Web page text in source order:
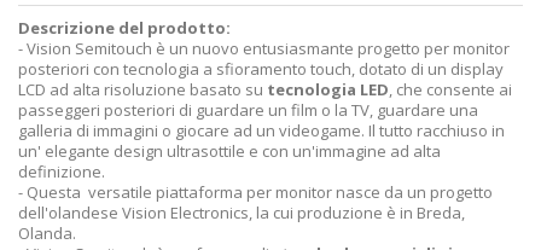
Descrizione del prodotto:
- Vision Semitouch è un nuovo entusiasmante progetto per monitor
posteriori con tecnologia a sfioramento touch, dotato di un display
LCD ad alta risoluzione basato su tecnologia LED, che consente ai
passeggeri posteriori di guardare un film o la TV, guardare una
galleria di immagini o giocare ad un videogame. Il tutto racchiuso in
un' elegante design ultrasottile e con un'immagine ad alta
definizione.
- Questa versatile piattaforma per monitor nasce da un progetto
dell'olandese Vision Electronics, la cui produzione è in Breda,
Olanda.